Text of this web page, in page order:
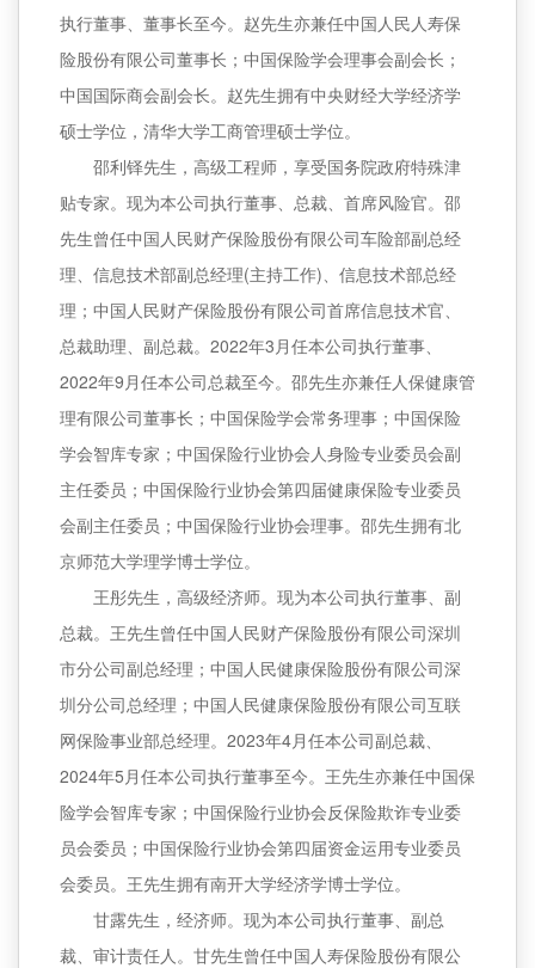
执行董事、董事长至今。赵先生亦兼任中国人民人寿保
险股份有限公司董事长；中国保险学会理事会副会长；
中国国际商会副会长。赵先生拥有中央财经大学经济学
硕士学位，清华大学工商管理硕士学位。
邵利铎先生，高级工程师，享受国务院政府特殊津
贴专家。现为本公司执行董事、总裁、首席风险官。邵
先生曾任中国人民财产保险股份有限公司车险部副总经
理、信息技术部副总经理(主持工作)、信息技术部总经
理；中国人民财产保险股份有限公司首席信息技术官、
总裁助理、副总裁。2022年3月任本公司执行董事、
2022年9月任本公司总裁至今。邵先生亦兼任人保健康管
理有限公司董事长；中国保险学会常务理事；中国保险
学会智库专家；中国保险行业协会人身险专业委员会副
主任委员；中国保险行业协会第四届健康保险专业委员
会副主任委员；中国保险行业协会理事。邵先生拥有北
京师范大学理学博士学位。
王彤先生，高级经济师。现为本公司执行董事、副
总裁。王先生曾任中国人民财产保险股份有限公司深圳
市分公司副总经理；中国人民健康保险股份有限公司深
圳分公司总经理；中国人民健康保险股份有限公司互联
网保险事业部总经理。2023年4月任本公司副总裁、
2024年5月任本公司执行董事至今。王先生亦兼任中国保
险学会智库专家；中国保险行业协会反保险欺诈专业委
员会委员；中国保险行业协会第四届资金运用专业委员
会委员。王先生拥有南开大学经济学博士学位。
甘露先生，经济师。现为本公司执行董事、副总
裁、审计责任人。甘先生曾任中国人寿保险股份有限公